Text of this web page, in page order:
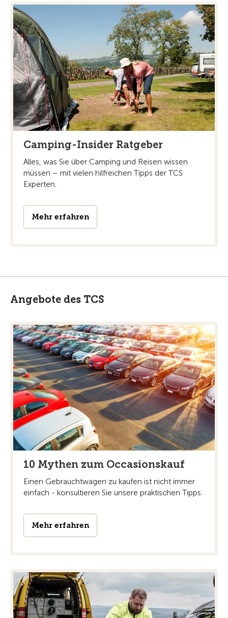
Camping-Insider Ratgeber
Alles, was Sie über Camping und Reisen wissen
müssen – mit vielen hilfreichen Tipps der TCS
Experten.
Mehr erfahren
Angebote des TCS
10 Mythen zum Occasionskauf
Einen Gebrauchtwagen zu kaufen ist nicht immer
einfach - konsultieren Sie unsere praktischen Tipps.
Mehr erfahren